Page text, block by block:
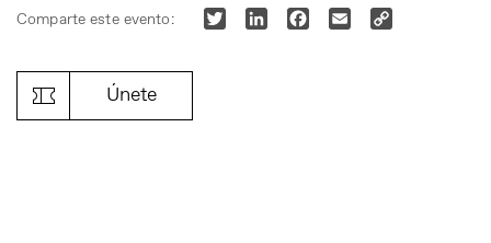
Comparte este evento: TwitterLinkedInFacebook
EmailCopy
Únete